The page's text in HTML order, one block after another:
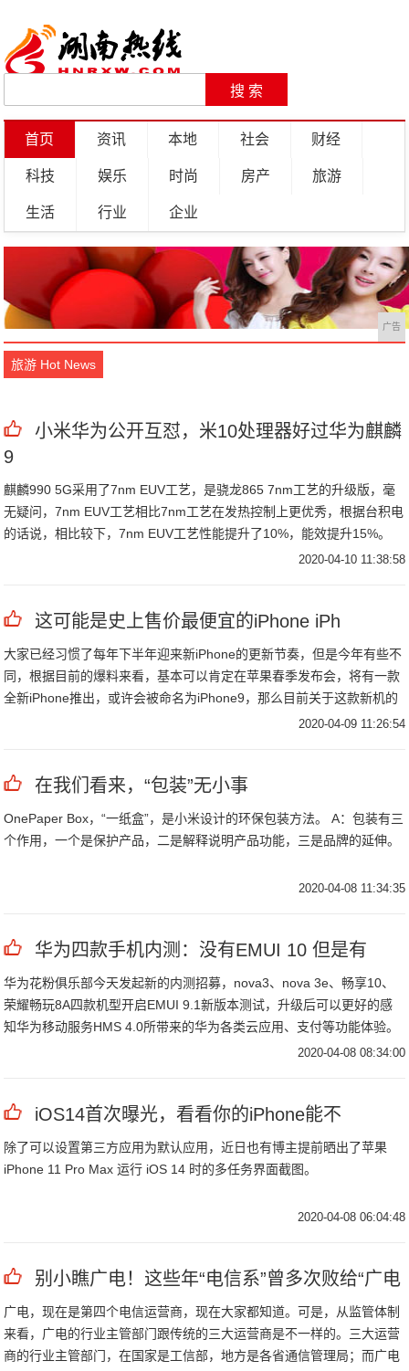
首页 资讯 本地 社会 财经
科技 娱乐 时尚 房产 旅游
生活 行业 企业
广告
旅游 Hot News
小米华为公开互怼，米10处理器好过华为麒麟
9
麒麟990 5G采用了7nm EUV工艺，是骁龙865 7nm工艺的升级版，毫
无疑问，7nm EUV工艺相比7nm工艺在发热控制上更优秀，根据台积电
的话说，相比较下，7nm EUV工艺性能提升了10%，能效提升15%。
2020-04-10 11:38:58
这可能是史上售价最便宜的iPhone iPh
大家已经习惯了每年下半年迎来新iPhone的更新节奏，但是今年有些不
同，根据目前的爆料来看，基本可以肯定在苹果春季发布会，将有一款
全新iPhone推出，或许会被命名为iPhone9，那么目前关于这款新机的
2020-04-09 11:26:54
在我们看来，“包装”无小事
OnePaper Box，“一纸盒”，是小米设计的环保包装方法。 A：包装有三
个作用，一个是保护产品，二是解释说明产品功能，三是品牌的延伸。
2020-04-08 11:34:35
华为四款手机内测：没有EMUI 10 但是有
华为花粉俱乐部今天发起新的内测招募，nova3、nova 3e、畅享10、
荣耀畅玩8A四款机型开启EMUI 9.1新版本测试，升级后可以更好的感
知华为移动服务HMS 4.0所带来的华为各类云应用、支付等功能体验。
2020-04-08 08:34:00
iOS14首次曝光，看看你的iPhone能不
除了可以设置第三方应用为默认应用，近日也有博主提前晒出了苹果
iPhone 11 Pro Max 运行 iOS 14 时的多任务界面截图。
2020-04-08 06:04:48
别小瞧广电！这些年“电信系”曾多次败给“广电
广电，现在是第四个电信运营商，现在大家都知道。可是，从监管体制
来看，广电的行业主管部门跟传统的三大运营商是不一样的。三大运营
商的行业主管部门，在国家是工信部，地方是各省通信管理局；而广电